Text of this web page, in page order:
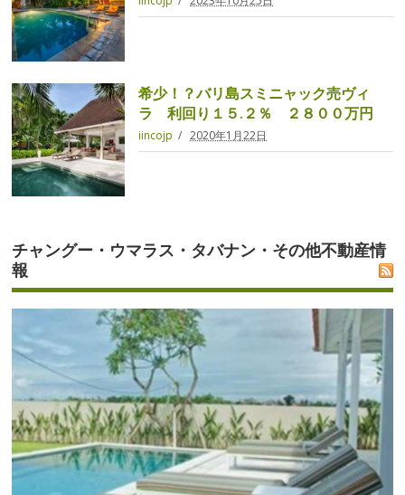
希少！？バリ島スミニャック売ヴィ
ラ 利回り１５.２％ ２８００万円
iincojp 2020年1月22日
チャングー・ウマラス・タバナン・その他不動産情
報